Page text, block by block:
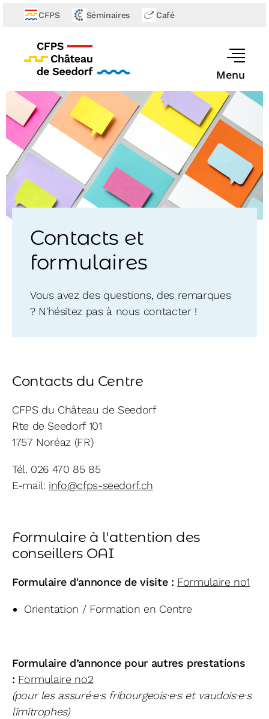
CFPS Séminaires Café
Menu
Contacts et
formulaires
Vous avez des questions, des remarques
? N'hésitez pas à nous contacter !
Contacts du Centre
CFPS du Château de Seedorf
Rte de Seedorf 101
1757 Noréaz (FR)
Tél. 026 470 85 85
E-mail: info@cfps-seedorf.ch
Formulaire à l'attention des
conseillers OAI
Formulaire d'annonce de visite : Formulaire no1
Orientation / Formation en Centre
Formulaire d’annonce pour autres prestations
: Formulaire no2
(pour les assuré·e·s fribourgeois·e·s et vaudois·e·s
limitrophes)